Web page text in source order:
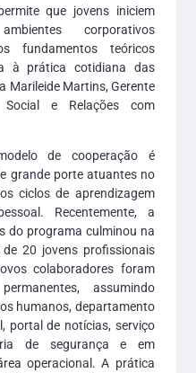
que jovens iniciem
corporativos
fundamentos teóricos
à prática cotidiana das
Marileide Martins, Gerente
e Relações com
de cooperação é
grande porte atuantes no
ciclos de aprendizagem
Recentemente, a
do programa culminou na
20 jovens profissionais
colaboradores foram
assumindo
humanos, departamento
portal de notícias, serviço
de segurança e em
operacional. A prática